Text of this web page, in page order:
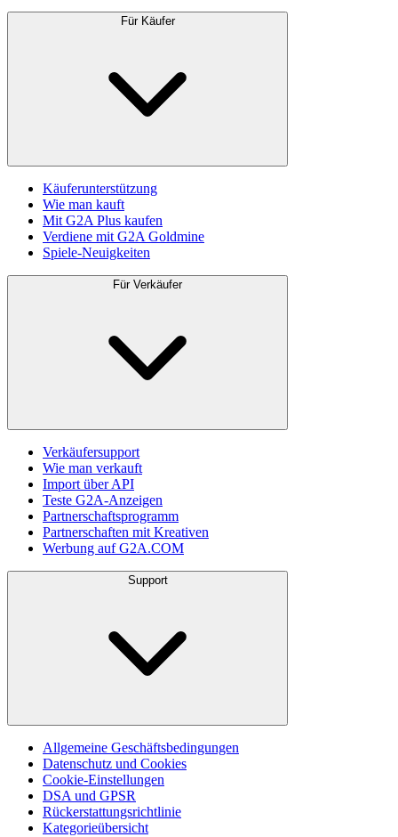
Für Käufer
Käuferunterstützung
Wie man kauft
Mit G2A Plus kaufen
Verdiene mit G2A Goldmine
Spiele-Neuigkeiten
Für Verkäufer
Verkäufersupport
Wie man verkauft
Import über API
Teste G2A-Anzeigen
Partnerschaftsprogramm
Partnerschaften mit Kreativen
Werbung auf G2A.COM
Support
Allgemeine Geschäftsbedingungen
Datenschutz und Cookies
Cookie-Einstellungen
DSA und GPSR
Rückerstattungsrichtlinie
Kategorieübersicht